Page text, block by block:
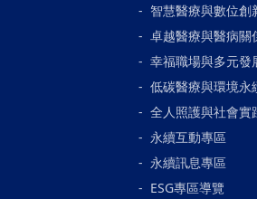
智慧醫療與數位創
卓越醫療與醫病關
幸福職場與多元發
低碳醫療與環境永
全人照護與社會實
永續互動專區
永續訊息專區
ESG專區導覽